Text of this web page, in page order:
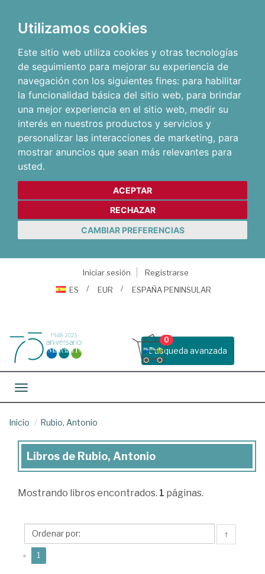
Utilizamos cookies
Este sitio web utiliza cookies y otras tecnologías
de seguimiento para mejorar su experiencia de
navegación con los siguientes fines: para habilitar
la funcionalidad básica del sitio web, para brindar
una mejor experiencia en el sitio web, medir su
interés en nuestros productos y servicios y
personalizar las interacciones de marketing, para
mostrar anuncios que sean más relevantes para
usted.
ACEPTAR
RECHAZAR
CAMBIAR PREFERENCIAS
Iniciar sesión
Registrarse
ES
EUR ESPAÑA PENINSULAR
Busqueda avanzada
0
Toggle navigation
Inicio Rubio, Antonio
Libros
Rubio,
Libros de Rubio, Antonio
Mostrando libros encontrados. 1 páginas.
↑
« 1